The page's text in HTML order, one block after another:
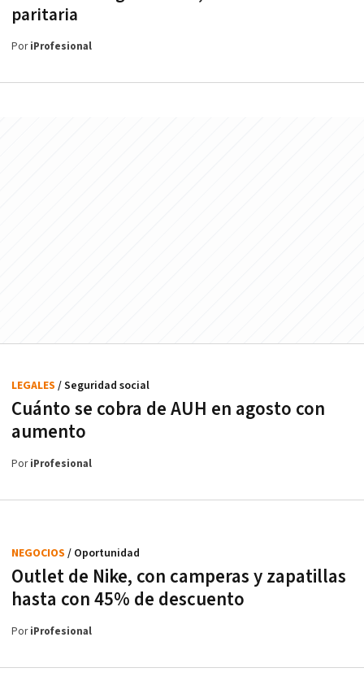
paritaria
PoriProfesional
Cuánto se cobra de AUH en agosto con
aumento
LEGALES / Seguridad social
PoriProfesional
Outlet de Nike, con camperas y zapatillas
hasta con 45% de descuento
NEGOCIOS / Oportunidad
PoriProfesional